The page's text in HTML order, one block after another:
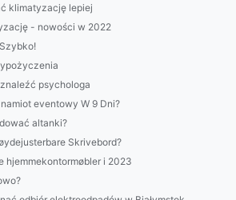
klimatyzację lepiej
- nowości w 2022
psychologa
eventowy W 9 Dni?
altanki?
Skrivebord?
hjemmekontormøbler i 2023